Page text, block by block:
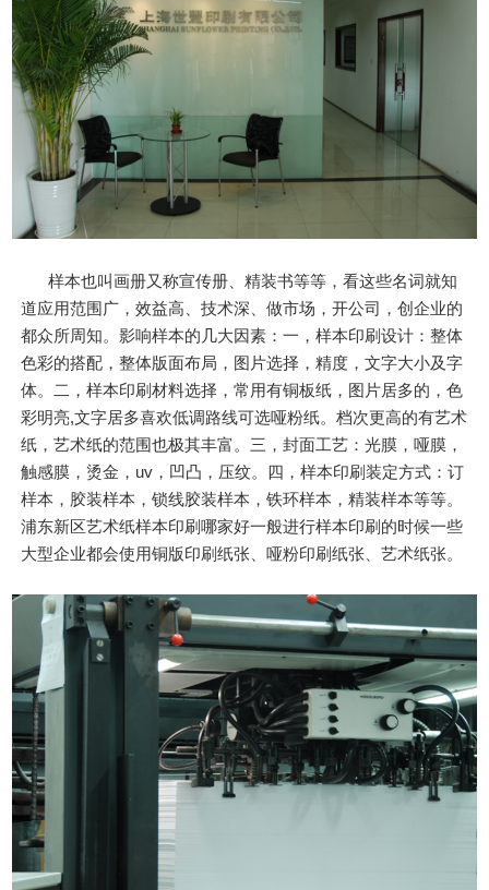
样本也叫画册又称宣传册、精装书等等，看这些名词就知
道应用范围广，效益高、技术深、做市场，开公司，创企业的
都众所周知。影响样本的几大因素：一，样本印刷设计：整体
色彩的搭配，整体版面布局，图片选择，精度，文字大小及字
体。二，样本印刷材料选择，常用有铜板纸，图片居多的，色
彩明亮,文字居多喜欢低调路线可选哑粉纸。档次更高的有艺术
纸，艺术纸的范围也极其丰富。三，封面工艺：光膜，哑膜，
触感膜，烫金，uv，凹凸，压纹。四，样本印刷装定方式：订
样本，胶装样本，锁线胶装样本，铁环样本，精装样本等等。
浦东新区艺术纸样本印刷哪家好一般进行样本印刷的时候一些
大型企业都会使用铜版印刷纸张、哑粉印刷纸张、艺术纸张。